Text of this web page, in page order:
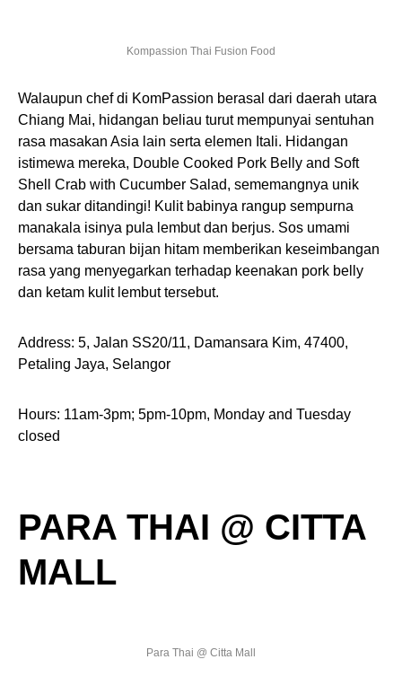
Kompassion Thai Fusion Food
Walaupun chef di KomPassion berasal dari daerah utara
Chiang Mai, hidangan beliau turut mempunyai sentuhan
rasa masakan Asia lain serta elemen Itali. Hidangan
istimewa mereka, Double Cooked Pork Belly and Soft
Shell Crab with Cucumber Salad, sememangnya unik
dan sukar ditandingi! Kulit babinya rangup sempurna
manakala isinya pula lembut dan berjus. Sos umami
bersama taburan bijan hitam memberikan keseimbangan
rasa yang menyegarkan terhadap keenakan pork belly
dan ketam kulit lembut tersebut.
Address: 5, Jalan SS20/11, Damansara Kim, 47400,
Petaling Jaya, Selangor
Hours: 11am-3pm; 5pm-10pm, Monday and Tuesday
closed
PARA THAI @ CITTA
MALL
Para Thai @ Citta Mall